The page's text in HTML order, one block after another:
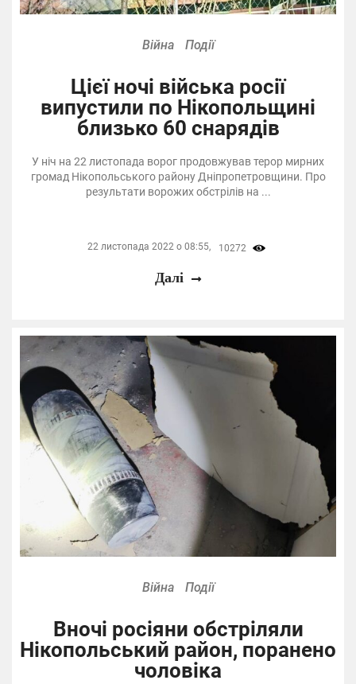
Війна Події
Цієї ночі війська росії
випустили по Нікопольщині
близько 60 снарядів
У ніч на 22 листопада ворог продовжував терор мирних
громад Нікопольського району Дніпропетровщини. Про
результати ворожих обстрілів на ...
22 листопада 2022 о 08:55, 10272
Далі
Війна Події
Вночі росіяни обстріляли
Нікопольський район, поранено
чоловіка